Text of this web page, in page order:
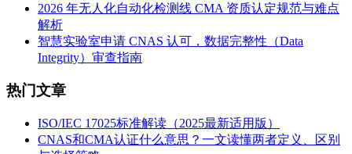
2026 年无人化自动化检测线 CMA 资质认定规范与难点
解析
智慧实验室申请 CNAS 认可，数据完整性（Data
Integrity）审查指南
热门文章
ISO/IEC 17025标准解读（2025最新适用版）
CNAS和CMA认证什么意思？一文读懂两者定义、区别